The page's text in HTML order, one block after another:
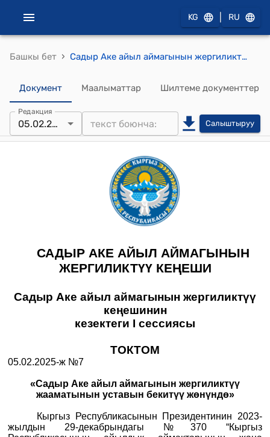
KG RU
Башкы бет › Садыр Аке айыл аймагынын жергиликтүү кеңешинин 2025-жылдын 5-февралындагы № 7«Садыр Аке айыл аймагынын жергиликтүү жааматынын уставын бекитүү жөнүндө» токтому
Документ Маалыматтар Шилтеме документтер
Редакция
05.02.2025 Салыштыруу